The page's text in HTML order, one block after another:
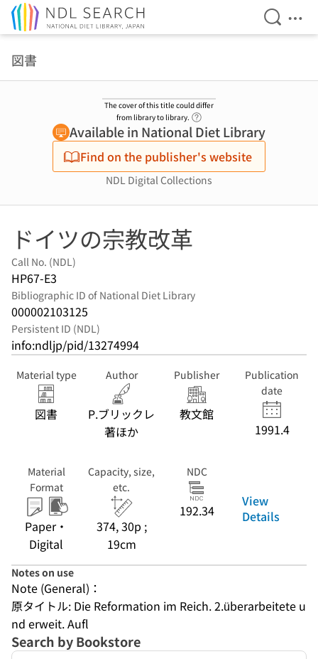
Open
図書
The cover of this title could differ
from library to library.
Available in National Diet Library
Find on the publisher's website
NDL Digital Collections
ドイツの宗教改革
Call No. (NDL)
HP67-E3
Bibliographic ID of National Diet Library
000002103125
Persistent ID (NDL)
info:ndljp/pid/13274994
Material type
図書
Author
P.ブリックレ
著ほか
Publisher
教文館
Publication
date
1991.4
Material
Format
Paper・
Digital
Capacity, size,
etc.
374, 30p ;
19cm
NDC
192.34
View
Details
Notes on use
Note (General)：
原タイトル: Die Reformation im Reich. 2.überarbeitete u
nd erweit. Aufl
Search by Bookstore